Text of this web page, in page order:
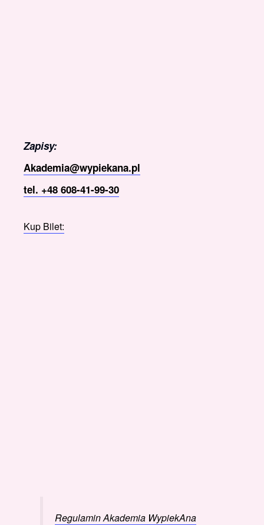
Zapisy:
Akademia@wypiekana.pl
tel. +48 608-41-99-30
Kup Bilet:
Regulamin Akademia WypiekAna